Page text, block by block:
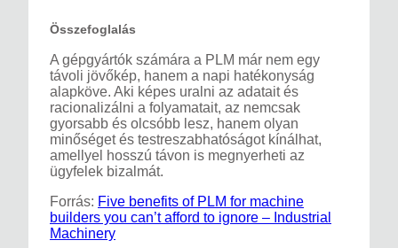
Összefoglalás
A gépgyártók számára a PLM már nem egy
távoli jövőkép, hanem a napi hatékonyság
alapköve. Aki képes uralni az adatait és
racionalizálni a folyamatait, az nemcsak
gyorsabb és olcsóbb lesz, hanem olyan
minőséget és testreszabhatóságot kínálhat,
amellyel hosszú távon is megnyerheti az
ügyfelek bizalmát.
Forrás: Five benefits of PLM for machine
builders you can’t afford to ignore – Industrial
Machinery